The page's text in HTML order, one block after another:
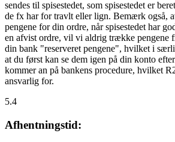
sendes til spisestedet, som spisestedet er
de fx har for travlt eller lign. Bemærk også,
pengene for din ordre, når spisestedet har
en afvist ordre, vil vi aldrig trække pengene
din bank "reserveret pengene", hvilket i
at du først kan se dem igen på din konto
kommer an på bankens procedure, hvilket
ansvarlig for.
5.4
Afhentningstid: